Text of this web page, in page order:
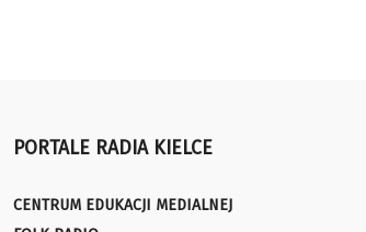
PORTALE RADIA KIELCE
CENTRUM EDUKACJI MEDIALNEJ